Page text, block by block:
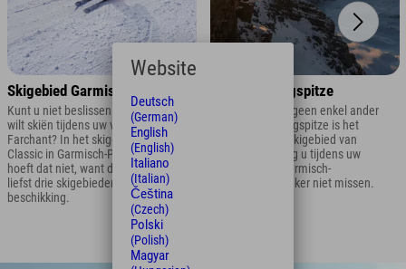
Skigebied Garmisch-Classic
Kunt u niet beslissen op welke berg u
wilt skiën tijdens uw vakantie in
Farchant? In het skigebied Garmisch-
Classic in Garmisch-Partenkirchen
hoeft dat niet, want daar staan maar
liefst drie skigebieden tot uw
beschikking.
skigebied Zugspitze
Hoger kom je in geen enkel ander
hoogstgelegen skigebied van
Duitsland en mag u tijdens uw
skivakantie in Garmisch-
Partenkirchen zeker niet missen.
Website
Deutsch
(German)
English
(English)
Italiano
(Italian)
Čeština
(Czech)
Polski
(Polish)
Magyar